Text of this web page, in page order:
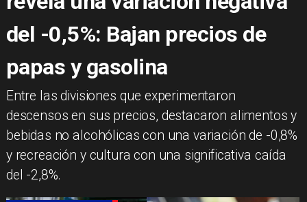
del -0,5%: Bajan precios de
papas y gasolina
​Entre las divisiones que experimentaron
descensos en sus precios, destacaron alimentos y
bebidas no alcohólicas con una variación de -0,8%
y recreación y cultura con una significativa caída
del -2,8%.